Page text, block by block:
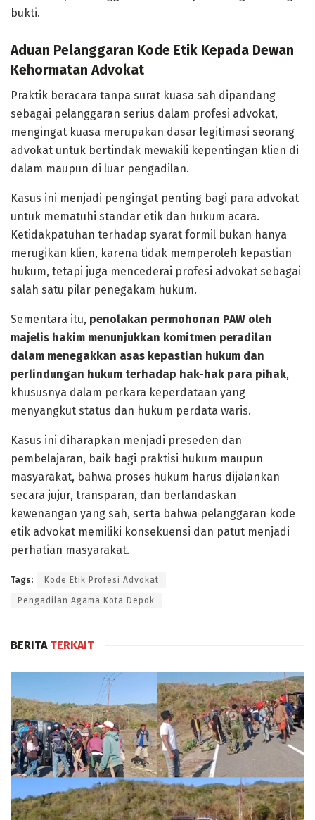
bukti.
Aduan Pelanggaran Kode Etik Kepada Dewan
Kehormatan Advokat
Praktik beracara tanpa surat kuasa sah dipandang
sebagai pelanggaran serius dalam profesi advokat,
mengingat kuasa merupakan dasar legitimasi seorang
advokat untuk bertindak mewakili kepentingan klien di
dalam maupun di luar pengadilan.
Kasus ini menjadi pengingat penting bagi para advokat
untuk mematuhi standar etik dan hukum acara.
Ketidakpatuhan terhadap syarat formil bukan hanya
merugikan klien, karena tidak memperoleh kepastian
hukum, tetapi juga mencederai profesi advokat sebagai
salah satu pilar penegakam hukum.
Sementara itu, penolakan permohonan PAW oleh
majelis hakim menunjukkan komitmen peradilan
dalam menegakkan asas kepastian hukum dan
perlindungan hukum terhadap hak-hak para pihak,
khususnya dalam perkara keperdataan yang
menyangkut status dan hukum perdata waris.
Kasus ini diharapkan menjadi preseden dan
pembelajaran, baik bagi praktisi hukum maupun
masyarakat, bahwa proses hukum harus dijalankan
secara jujur, transparan, dan berlandaskan
kewenangan yang sah, serta bahwa pelanggaran kode
etik advokat memiliki konsekuensi dan patut menjadi
perhatian masyarakat.
Tags: Kode Etik Profesi Advokat
Pengadilan Agama Kota Depok
BERITATERKAIT